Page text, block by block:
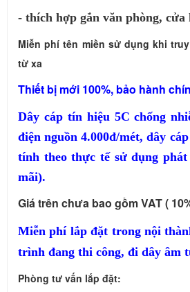
- thích hợp gắn văn phòng, cửa
Miễn phí tên miền sử dụng khi
từ xa
Thiết bị mới 100%, bảo hành
Dây cáp tín hiệu 5C chống
điện nguồn 4.000đ/mét, dây
tính theo thực tế sử dụng
mãi).
Giá trên chưa bao gồm VAT (
Miễn phí lắp đặt trong nội
trình đang thi công, đi dây âm
Phòng tư vấn lắp đặt: